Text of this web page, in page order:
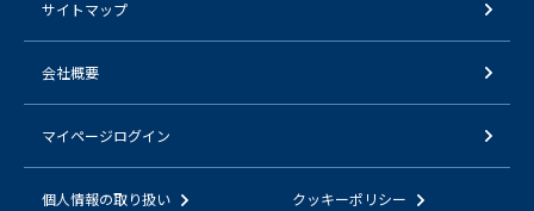
サイトマップ
会社概要
マイページログイン
個人情報の取り扱い クッキーポリシー